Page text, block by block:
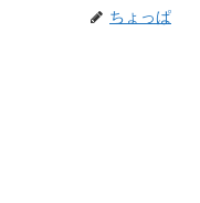
ちょっぱ